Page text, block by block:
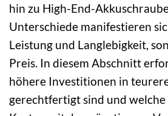
hin zu High-End-
Unterschiede manifestieren
Leistung und Langlebigkeit,
Preis. In diesem Abschnitt
höhere Investitionen in
gerechtfertigt sind und